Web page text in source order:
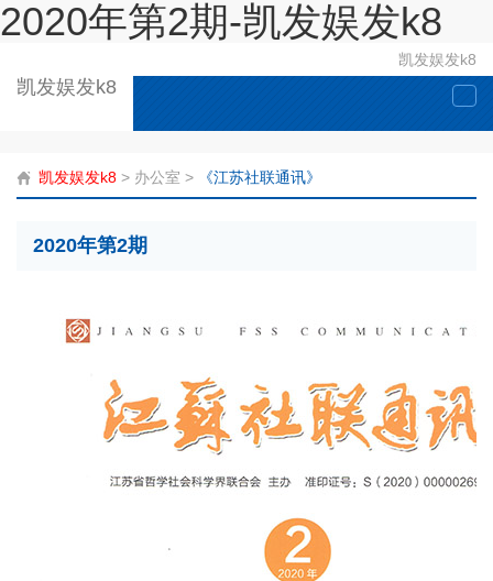
2020年第2期-凯发娱发k8
凯发娱发k8
凯发娱发k8
凯发娱发k8 > 办公室 > 《江苏社联通讯》
2020年第2期